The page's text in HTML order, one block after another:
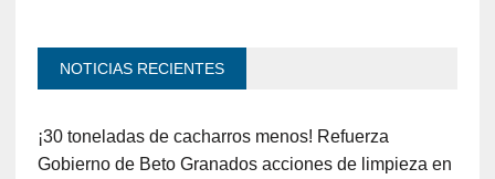
NOTICIAS RECIENTES
¡30 toneladas de cacharros menos! Refuerza
Gobierno de Beto Granados acciones de limpieza en